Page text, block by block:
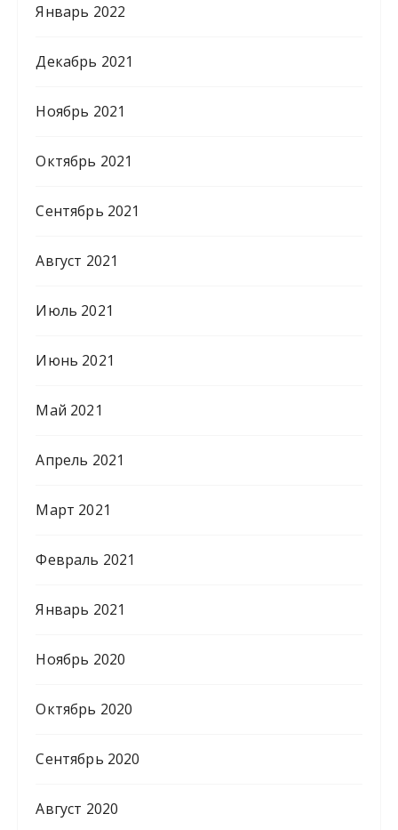
Январь 2022
Декабрь 2021
Ноябрь 2021
Октябрь 2021
Сентябрь 2021
Август 2021
Июль 2021
Июнь 2021
Май 2021
Апрель 2021
Март 2021
Февраль 2021
Январь 2021
Ноябрь 2020
Октябрь 2020
Сентябрь 2020
Август 2020